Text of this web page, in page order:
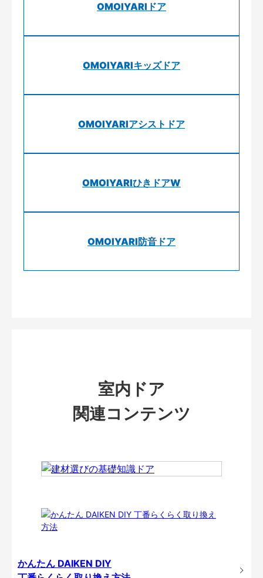
OMOIYARIドア
OMOIYARIキッズドア
OMOIYARIアシストドア
OMOIYARIひきドアW
OMOIYARI防音ドア
室内ドア
関連コンテンツ
かんたん DAIKEN DIY